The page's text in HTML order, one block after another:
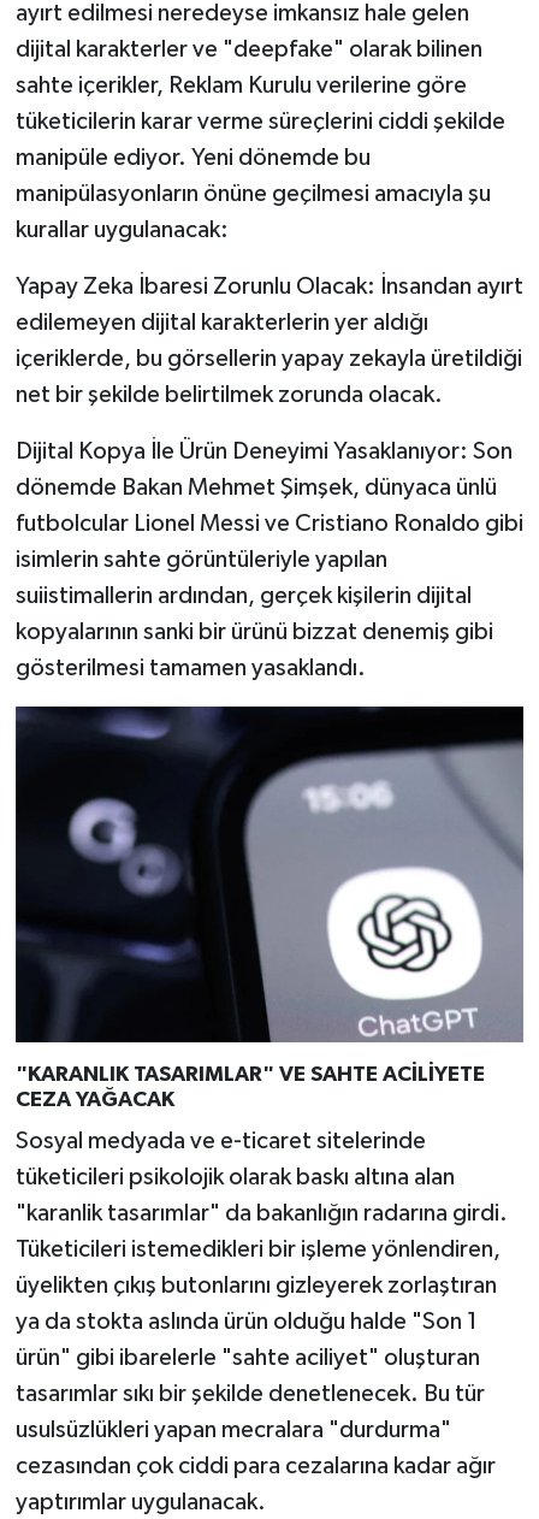
ayırt edilmesi neredeyse imkansız hale gelen
dijital karakterler ve "deepfake" olarak bilinen
sahte içerikler, Reklam Kurulu verilerine göre
tüketicilerin karar verme süreçlerini ciddi şekilde
manipüle ediyor. Yeni dönemde bu
manipülasyonların önüne geçilmesi amacıyla şu
kurallar uygulanacak:
Yapay Zeka İbaresi Zorunlu Olacak: İnsandan ayırt
edilemeyen dijital karakterlerin yer aldığı
içeriklerde, bu görsellerin yapay zekayla üretildiği
net bir şekilde belirtilmek zorunda olacak.
Dijital Kopya İle Ürün Deneyimi Yasaklanıyor: Son
dönemde Bakan Mehmet Şimşek, dünyaca ünlü
futbolcular Lionel Messi ve Cristiano Ronaldo gibi
isimlerin sahte görüntüleriyle yapılan
suiistimallerin ardından, gerçek kişilerin dijital
kopyalarının sanki bir ürünü bizzat denemiş gibi
gösterilmesi tamamen yasaklandı.
"KARANLIK TASARIMLAR" VE SAHTE ACİLİYETE
CEZA YAĞACAK
Sosyal medyada ve e-ticaret sitelerinde
tüketicileri psikolojik olarak baskı altına alan
"karanlik tasarımlar" da bakanlığın radarına girdi.
Tüketicileri istemedikleri bir işleme yönlendiren,
üyelikten çıkış butonlarını gizleyerek zorlaştıran
ya da stokta aslında ürün olduğu halde "Son 1
ürün" gibi ibarelerle "sahte aciliyet" oluşturan
tasarımlar sıkı bir şekilde denetlenecek. Bu tür
usulsüzlükleri yapan mecralara "durdurma"
cezasından çok ciddi para cezalarına kadar ağır
yaptırımlar uygulanacak.
Şaphane
Simav
Siyaset
Spor
Tavşanlı
Teknoloji
Türkiye
Video Galeri
Yaşam
Yemek Tarifleri